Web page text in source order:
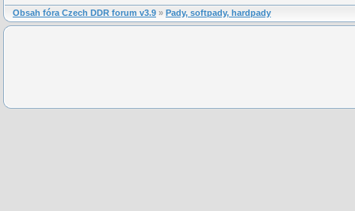
Obsah fóra Czech DDR forum v3.9 » Pady, softpady, hardpady